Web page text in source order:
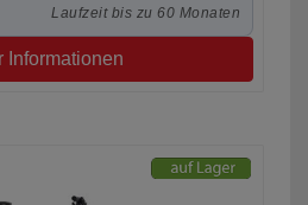
Laufzeit bis zu 60 Monaten
Informationen